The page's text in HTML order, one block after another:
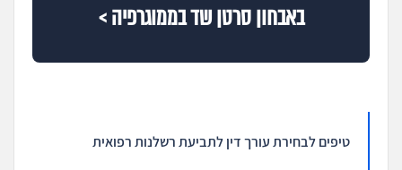
באבחון סרטן שד בממוגרפיה >
טיפים לבחירת עורך דין לתביעת רשלנות רפואית